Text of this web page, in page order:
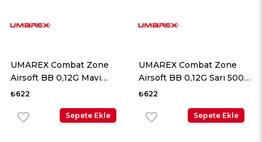
UMAREX Combat Zone
Airsoft BB 0,12G Mavi
5000 Adet
₺622
Sepete Ekle
UMAREX Combat Zone
Airsoft BB 0,12G Sarı 5000
Adet
₺622
Sepete Ekle